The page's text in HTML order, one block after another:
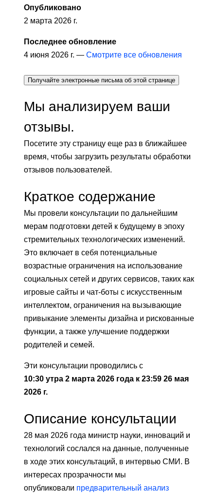
Опубликовано
2 марта 2026 г.
Последнее обновление
4 июня 2026 г. — Смотрите все обновления
Получайте электронные письма об этой странице
Мы анализируем ваши
отзывы.
Посетите эту страницу еще раз в ближайшее
время, чтобы загрузить результаты обработки
отзывов пользователей.
Краткое содержание
Мы провели консультации по дальнейшим
мерам подготовки детей к будущему в эпоху
стремительных технологических изменений.
Это включает в себя потенциальные
возрастные ограничения на использование
социальных сетей и других сервисов, таких как
игровые сайты и чат-боты с искусственным
интеллектом, ограничения на вызывающие
привыкание элементы дизайна и рискованные
функции, а также улучшение поддержки
родителей и семей.
Эти консультации проводились с
10:30 утра 2 марта 2026 года к 23:59 26 мая
2026 г.
Описание консультации
28 мая 2026 года министр науки, инноваций и
технологий сослался на данные, полученные
в ходе этих консультаций, в интервью СМИ. В
интересах прозрачности мы
опубликовали предварительный анализ